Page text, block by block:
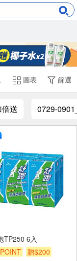
圖表 篩選
送 0729-
TP250 6入
贈$200